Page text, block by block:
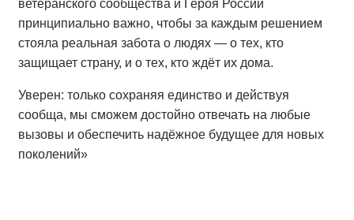
ветеранского сообщества и Героя России
принципиально важно, чтобы за каждым решением
стояла реальная забота о людях — о тех, кто
защищает страну, и о тех, кто ждёт их дома.
Уверен: только сохраняя единство и действуя
сообща, мы сможем достойно отвечать на любые
вызовы и обеспечить надёжное будущее для новых
поколений»